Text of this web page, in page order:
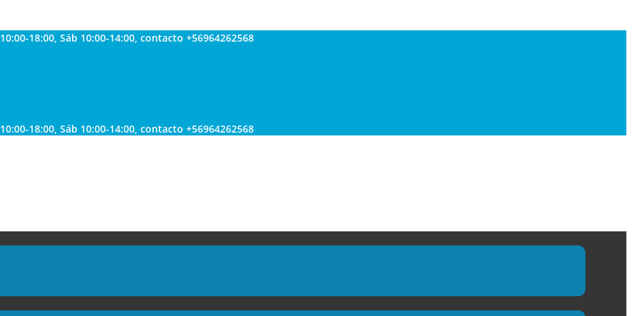
18:00, Sáb 10:00-14:00, contacto +56964262568
18:00, Sáb 10:00-14:00, contacto +56964262568